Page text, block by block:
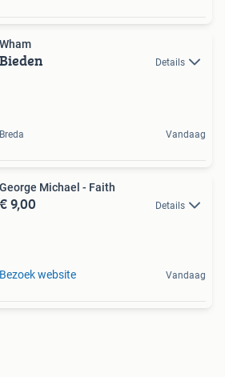
Wham
Bieden Details
Breda Vandaag
George Michael - Faith
€ 9,00 Details
Bezoek website Vandaag